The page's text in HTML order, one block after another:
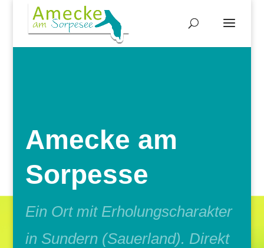
Amecke am
Sorpesse
Ein Ort mit Erholungscharakter
in Sundern (Sauerland). Direkt